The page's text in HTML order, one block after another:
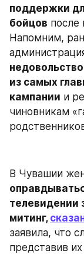
поддержки
бойцов после
Напомним,
из самых
кампании и
чиновникам
В Чувашии
телевидении
митинг,
заявила, что
представив